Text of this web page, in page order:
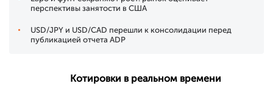
перспективы занятости в США
USD/JPY и USD/CAD перешли к консолидации перед
публикацией отчета ADP
Котировки в реальном времени